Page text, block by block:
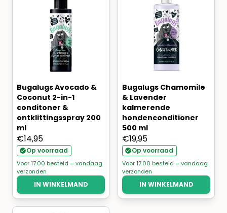
Bugalugs Avocado &
Coconut 2-in-1
conditoner &
ontklittingsspray 200
ml
€14,95
Op voorraad
Voor 17.00 besteld = vandaag
verzonden
IN WINKELMAND
Bugalugs Chamomile
& Lavender
kalmerende
hondenconditioner
500 ml
€19,95
Op voorraad
Voor 17.00 besteld = vandaag
verzonden
IN WINKELMAND